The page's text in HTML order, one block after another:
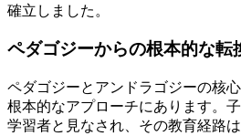
確立しました。
ペダゴジーからの根本的な転
ペダゴジーとアンドラゴジーの核
根本的なアプローチにあります。
学習者と見なされ、その教育経路